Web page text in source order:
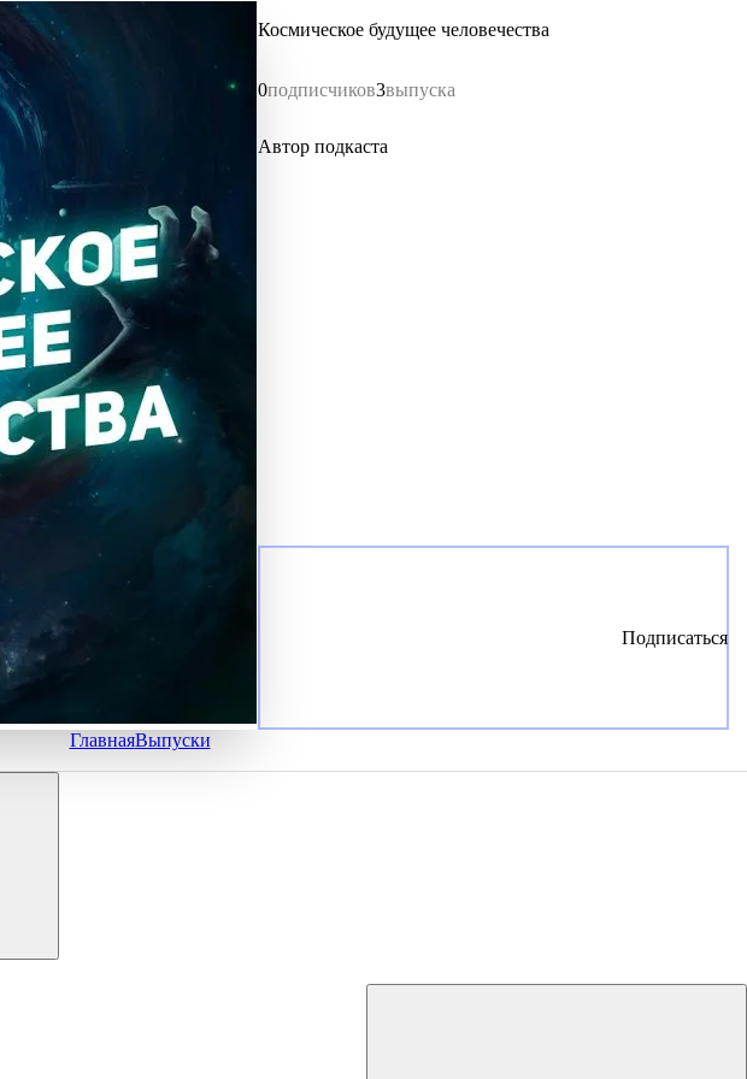
Космическое будущее человечества
0подписчиков3выпуска
Автор подкаста
Подписаться
ГлавнаяВыпуски